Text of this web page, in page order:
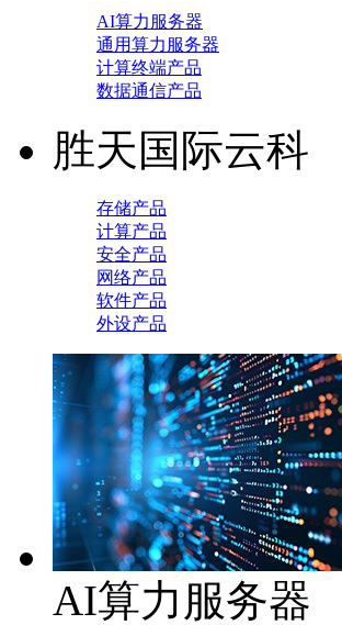
AI算力服务器
通用算力服务器
计算终端产品
数据通信产品
胜天国际云科
存储产品
计算产品
安全产品
网络产品
软件产品
外设产品
AI算力服务器